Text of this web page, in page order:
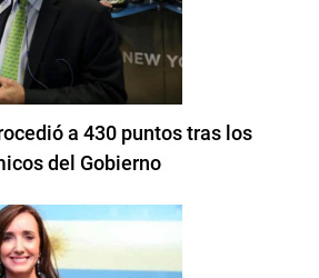
a 430 puntos tras los
del Gobierno